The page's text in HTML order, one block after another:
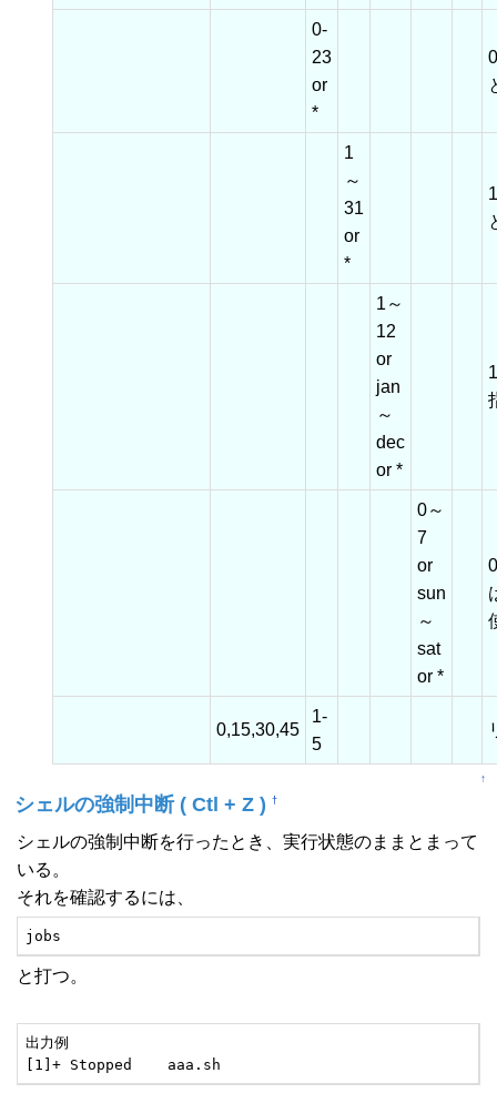
0-
23
or
*
1
～
31
or
*
1～
12
or
jan
～
dec
or *
0～
7
or
sun
～
sat
or *
0,15,30,45
1-
5
↑
シェルの強制中断 ( Ctl + Z ) †
シェルの強制中断を行ったとき、実行状態のままとまって
いる。
それを確認するには、
jobs
と打つ。
出力例
[1]+ Stopped	aaa.sh